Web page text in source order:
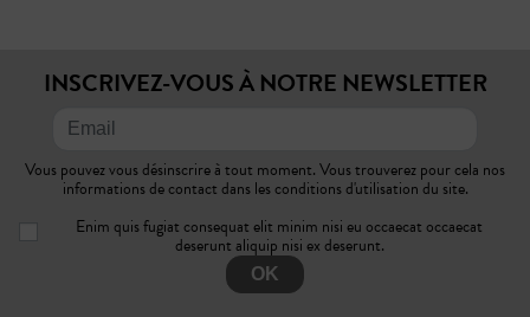
INSCRIVEZ-VOUS À NOTRE NEWSLETTER
Vous pouvez vous désinscrire à tout moment. Vous trouverez pour cela nos
informations de contact dans les conditions d'utilisation du site.
Enim quis fugiat consequat elit minim nisi eu occaecat occaecat
deserunt aliquip nisi ex deserunt.
OK